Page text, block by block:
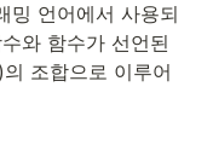
밍 언어에서 사용되
와 함수가 선언된
조합으로 이루어